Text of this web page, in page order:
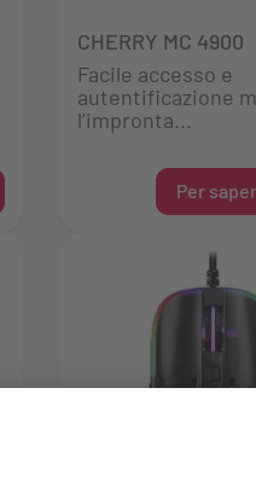
CHERRY MC 4900
Facile accesso e
autentificazione
l’impronta...
Per